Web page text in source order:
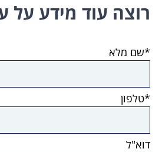
רוצה עוד מידע על
*שם מלא
*טלפון
דוא"ל